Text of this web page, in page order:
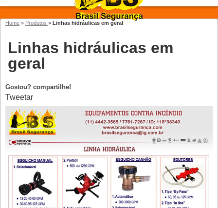
Home » Produtos » Linhas hidráulicas em geral
Linhas hidráulicas em
geral
Gostou? compartilhe!
Tweetar